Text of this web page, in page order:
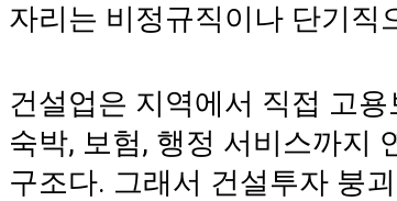
자리는 비정규직이나 단기직
건설업은 지역에서 직접 고
숙박, 보험, 행정 서비스까지
구조다. 그래서 건설투자 붕